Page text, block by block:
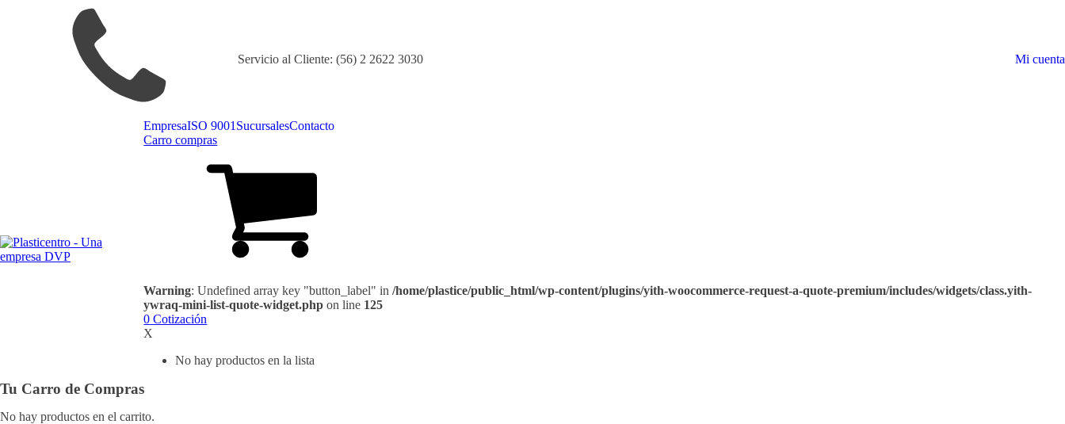
Servicio al Cliente: (56) 2 2622 3030 Mi cuenta
EmpresaISO 9001 SucursalesContacto
Carro compras
Warning: Undefined array key "button_label" in/home/plastice/public_html/wp-content/plugins/yith-woocommerce-request-a-quote-premium/includes/widgets/class.yith-
ywraq-mini-list-quote-widget.php on line 125
0 Cotización
X
No hay productos en la lista
Tu Carro de Compras
No hay productos en el carrito.